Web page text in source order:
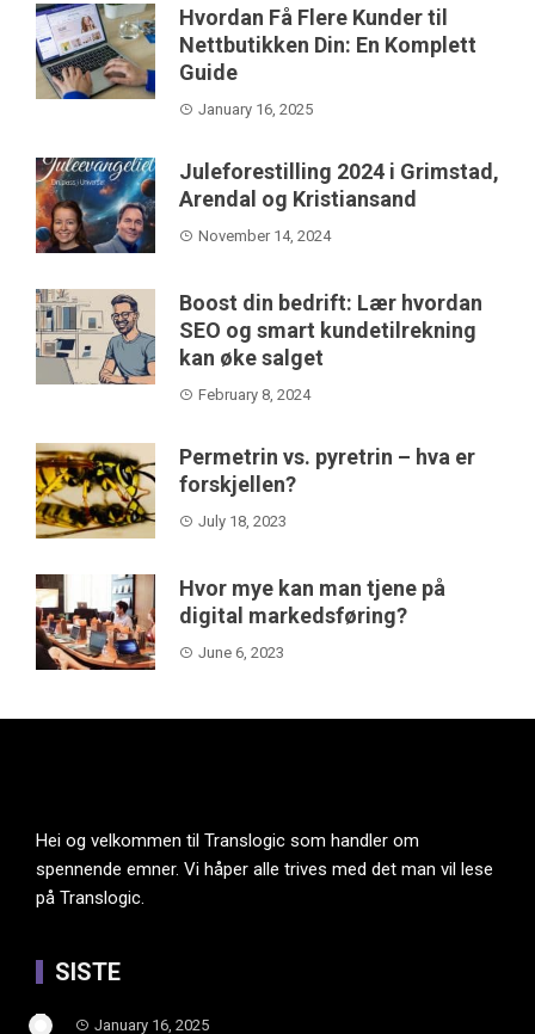
Hvordan Få Flere Kunder til
Nettbutikken Din: En Komplett
Guide
January 16, 2025
Juleforestilling 2024 i Grimstad,
Arendal og Kristiansand
November 14, 2024
Boost din bedrift: Lær hvordan
SEO og smart kundetilrekning
kan øke salget
February 8, 2024
Permetrin vs. pyretrin – hva er
forskjellen?
July 18, 2023
Hvor mye kan man tjene på
digital markedsføring?
June 6, 2023
Hei og velkommen til Translogic som handler om
spennende emner. Vi håper alle trives med det man vil lese
på Translogic.
SISTE
January 16, 2025